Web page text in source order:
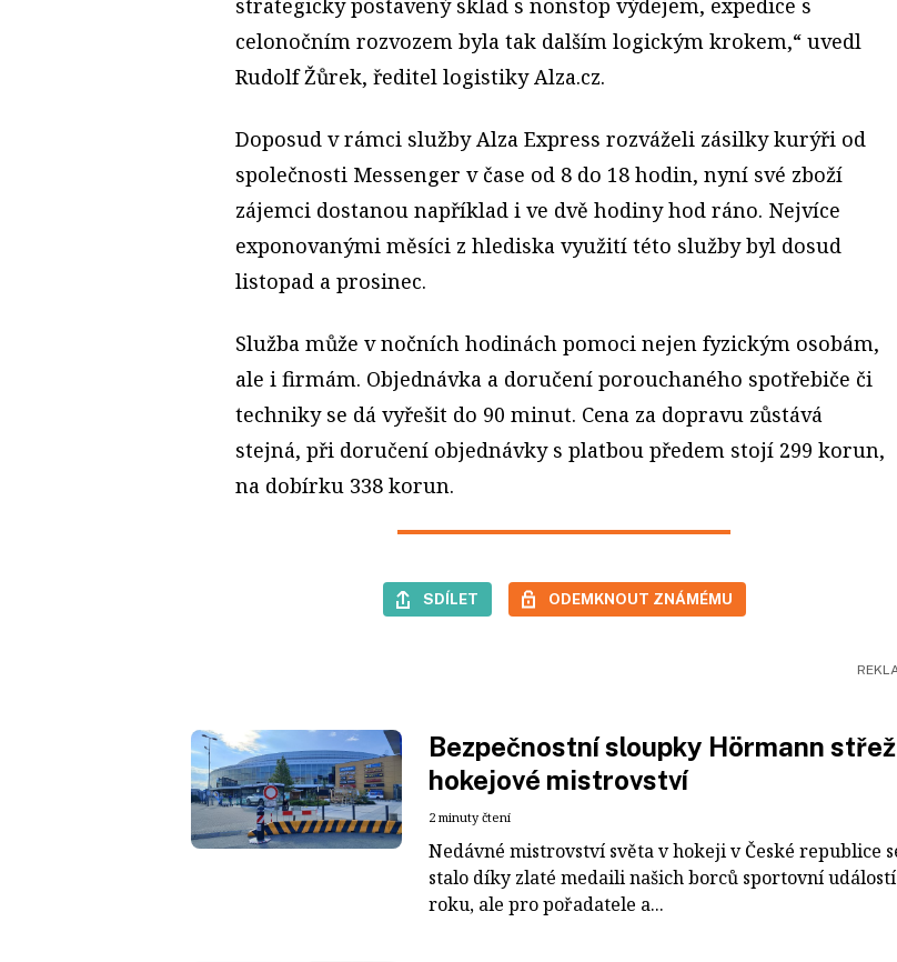
strategicky postavený sklad s nonstop výdejem, expedice s
celonočním rozvozem byla tak dalším logickým krokem,“ uvedl
Rudolf Žůrek, ředitel logistiky Alza.cz.
Doposud v rámci služby Alza Express rozváželi zásilky kurýři od
společnosti Messenger v čase od 8 do 18 hodin, nyní své zboží
zájemci dostanou například i ve dvě hodiny hod ráno. Nejvíce
exponovanými měsíci z hlediska využití této služby byl dosud
listopad a prosinec.
Služba může v nočních hodinách pomoci nejen fyzickým osobám,
ale i firmám. Objednávka a doručení porouchaného spotřebiče či
techniky se dá vyřešit do 90 minut. Cena za dopravu zůstává
stejná, při doručení objednávky s platbou předem stojí 299 korun,
na dobírku 338 korun.
SDÍLET ODEMKNOUT ZNÁMÉMU
Bezpečnostní sloupky Hörmann
hokejové mistrovství
2 minuty čtení
Nedávné mistrovství světa v hokeji v České republice
stalo díky zlaté medaili našich borců sportovní událostí
roku, ale pro pořadatele a...